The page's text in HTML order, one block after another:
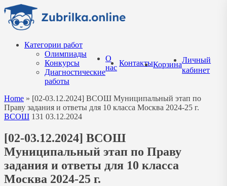
Перейти
содержанию
Категории работ
Олимпиады
Конкурсы
Диагностические
работы
О
нас
КонтактыКорзина
Личный
кабинет
Home » [02-03.12.2024] ВСОШ Муниципальный этап по
Праву задания и ответы для 10 класса Москва 2024-25 г.
ВСОШ 131 03.12.2024
[02-03.12.2024] ВСОШ
Муниципальный этап по Праву
задания и ответы для 10 класса
Москва 2024-25 г.